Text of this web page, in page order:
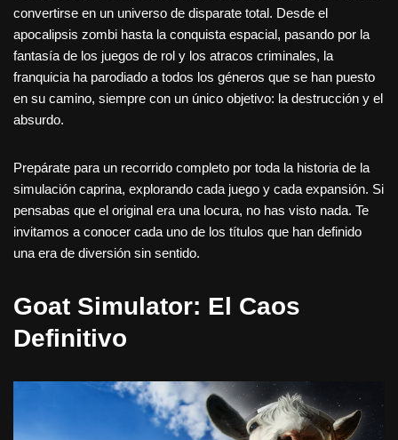
convertirse en un universo de disparate total. Desde el
apocalipsis zombi hasta la conquista espacial, pasando por la
fantasía de los juegos de rol y los atracos criminales, la
franquicia ha parodiado a todos los géneros que se han puesto
en su camino, siempre con un único objetivo: la destrucción y el
absurdo.
Prepárate para un recorrido completo por toda la historia de la
simulación caprina, explorando cada juego y cada expansión. Si
pensabas que el original era una locura, no has visto nada. Te
invitamos a conocer cada uno de los títulos que han definido
una era de diversión sin sentido.
Goat Simulator: El Caos
Definitivo